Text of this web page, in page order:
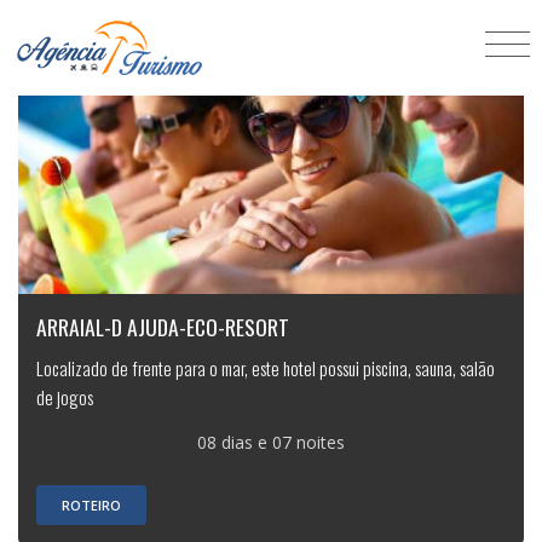
ARRAIAL-D AJUDA-ECO-RESORT
Localizado de frente para o mar, este hotel possui piscina, sauna, salão
de jogos
08 dias e 07 noites
ROTEIRO